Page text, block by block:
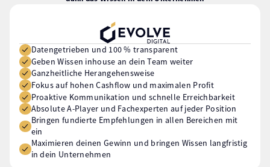
Datengetrieben und 100 % transparent
Geben Wissen inhouse an dein Team weiter
Ganzheitliche Herangehensweise
Fokus auf hohen Cashflow und maximalen Profit
Proaktive Kommunikation und schnelle Erreichbarkeit
Absolute A-Player und Fachexperten auf jeder Position
Bringen fundierte Empfehlungen in allen Bereichen mit
ein
Maximieren deinen Gewinn und bringen Wissen langfristig
in dein Unternehmen